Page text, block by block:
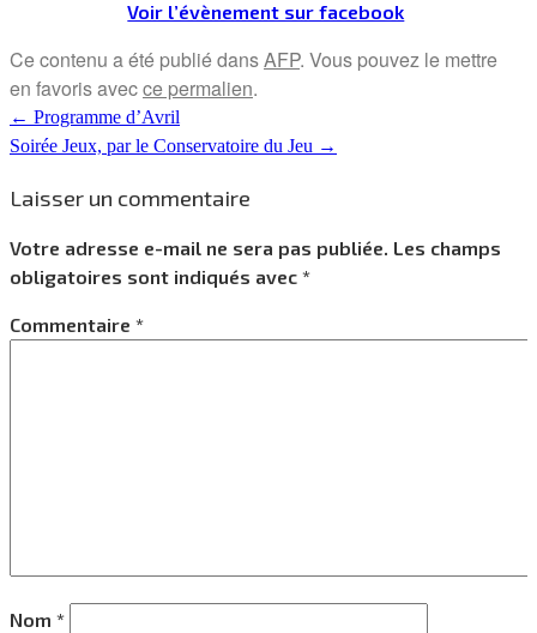
Voir l’évènement sur facebook
Ce contenu a été publié dansAFP. Vous pouvez le mettre
en favoris avecce permalien.
← Programme d’Avril
Soirée Jeux, par le Conservatoire du Jeu →
Laisser un commentaire
Votre adresse e-mail ne sera pas publiée. Les champs
obligatoires sont indiqués avec *
Commentaire *
Nom *